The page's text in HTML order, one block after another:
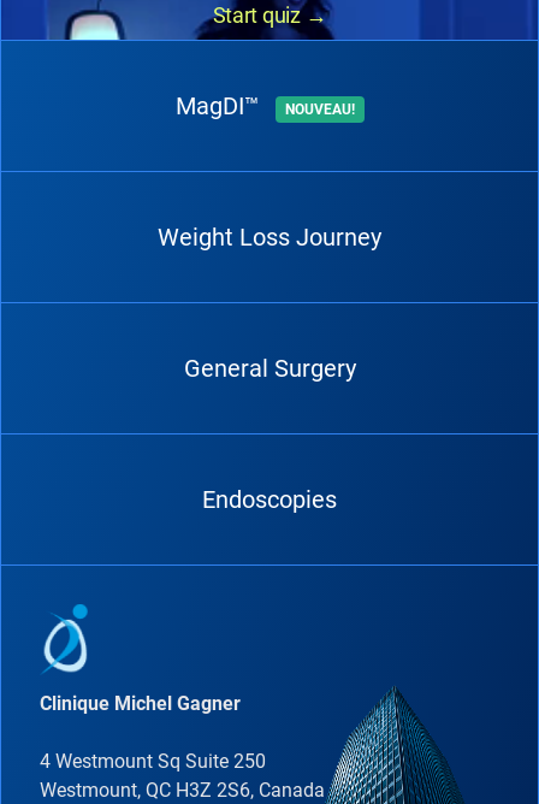
Start quiz→
MagDI™ NOUVEAU!
Weight Loss Journey
General Surgery
Endoscopies
Clinique Michel Gagner
4 Westmount Sq Suite 250
Westmount, QC H3Z 2S6, Canada